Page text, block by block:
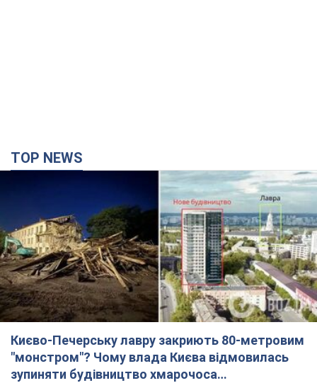
TOP NEWS
Києво-Печерську лавру закриють 80-метровим
"монстром"? Чому влада Києва відмовилась
зупиняти будівництво хмарочоса